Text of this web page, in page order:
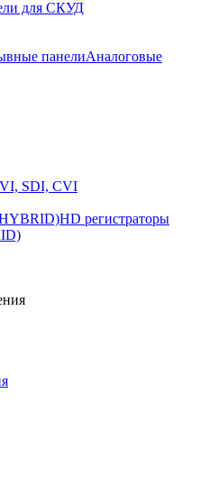
для СКУД
панелиАналоговые
SDI, CVI
HD регистраторы